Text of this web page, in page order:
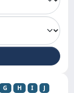
G H I
J